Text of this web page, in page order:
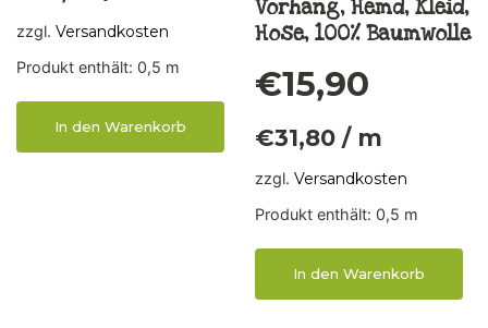
zzgl. Versandkosten
Produkt enthält: 0,5 m
In den Warenkorb
Vorhang, Hemd, Kleid,
Hose, 100% Baumwolle
€15,90
€31,80 / m
zzgl. Versandkosten
Produkt enthält: 0,5 m
In den Warenkorb